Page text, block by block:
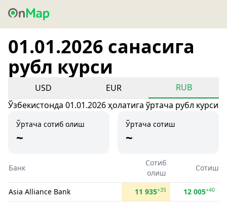
01.01.2026 санасига
рубл курси
USD EUR
RUB
Ўзбекистонда 01.01.2026 ҳолатига ўртача рубл курси
Ўртача сотиб олиш
~
Ўртача сотиш
~
Банк
Сотиб
олиш
Сотиш
Asia Alliance Bank 11 935+35 12 005+40